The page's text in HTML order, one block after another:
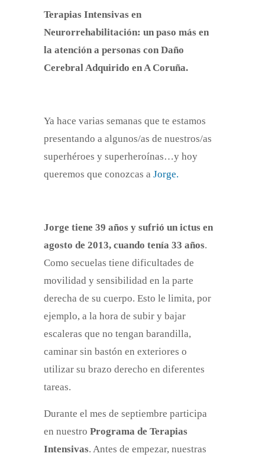
Terapias Intensivas en
Neurorrehabilitación: un paso más en
la atención a personas con Daño
Cerebral Adquirido en A Coruña.
Ya hace varias semanas que te estamos
presentando a algunos/as de nuestros/as
superhéroes y superheroínas…y hoy
queremos que conozcas a Jorge.
Jorge tiene 39 años y sufrió un ictus en
agosto de 2013, cuando tenía 33 años.
Como secuelas tiene dificultades de
movilidad y sensibilidad en la parte
derecha de su cuerpo. Esto le limita, por
ejemplo, a la hora de subir y bajar
escaleras que no tengan barandilla,
caminar sin bastón en exteriores o
utilizar su brazo derecho en diferentes
tareas.
Durante el mes de septiembre participa
en nuestro Programa de Terapias
Intensivas. Antes de empezar, nuestras